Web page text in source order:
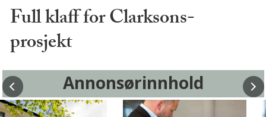
Full klaff for Clarksons-
prosjekt
Annonsørinnhold